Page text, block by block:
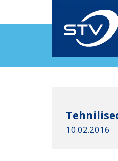
10.02.2016